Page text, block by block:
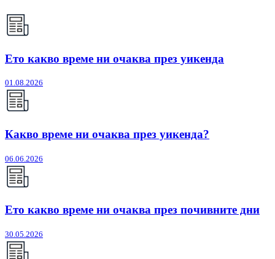
Ето какво време ни очаква през уикенда
01.08.2026
Какво време ни очаква през уикенда?
06.06.2026
Ето какво време ни очаква през почивните дни
30.05.2026